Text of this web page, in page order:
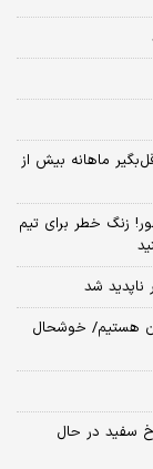
ماهانه بیش از
زنگ خطر برای تیم
هستیم/ خوشحال
سفید در حال